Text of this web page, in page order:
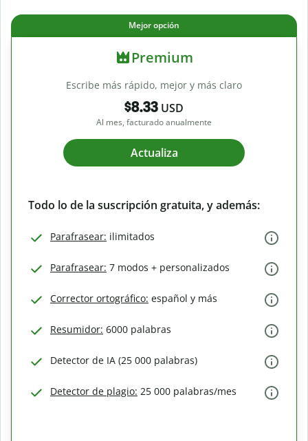
Mejor opción
Premium
Escribe más rápido, mejor y más claro
$8.33 USD
Al mes, facturado anualmente
Actualiza
Todo lo de la suscripción gratuita, y además:
Parafrasear: ilimitados
Parafrasear: 7 modos + personalizados
Corrector ortográfico: español y más
Resumidor: 6000 palabras
Detector de IA (25 000 palabras)
Detector de plagio: 25 000 palabras/mes